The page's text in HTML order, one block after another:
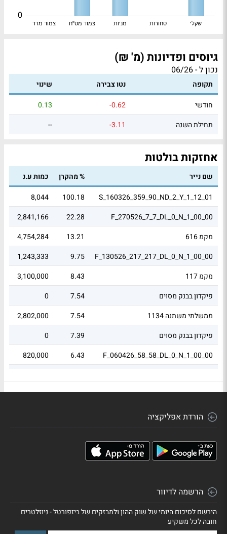
צמוד מדד צמוד מט"ח מניות סחורות שקלי
0
גיוסים ופדיונות (מ' ₪)
נכון ל - 06/26
תקופה נטו צבירה
שינוי
חודשי
-0.62
0.13
תחילת השנה
-3.11
--
אחזקות בולטות
שם נייר % מהקרן כמות ע.נ
S_160326_359_90_ND_2_Y_1_12_01
100.18
8,044
F_270526_7_7_DL_0_N_1_00_00
22.28
2,841,166
מקמ 616
13.21
4,754,284
F_130526_217_217_DL_0_N_1_00_00
9.75
1,243,333
מקמ 117
8.43
3,100,000
פיקדון בבנק מסוים
7.54
0
ממשלתי משתנה 1134
7.54
2,802,000
פיקדון בבנק מסוים
7.39
0
F_060426_58_58_DL_0_N_1_00_00
6.43
820,000
הורדת אפליקציה
הרשמה לדיוור
הירשם לסיכום היומי של שוק ההון ולמבזקים של ביזפורטל - ניוזלטרים
חובה לכל משקיע